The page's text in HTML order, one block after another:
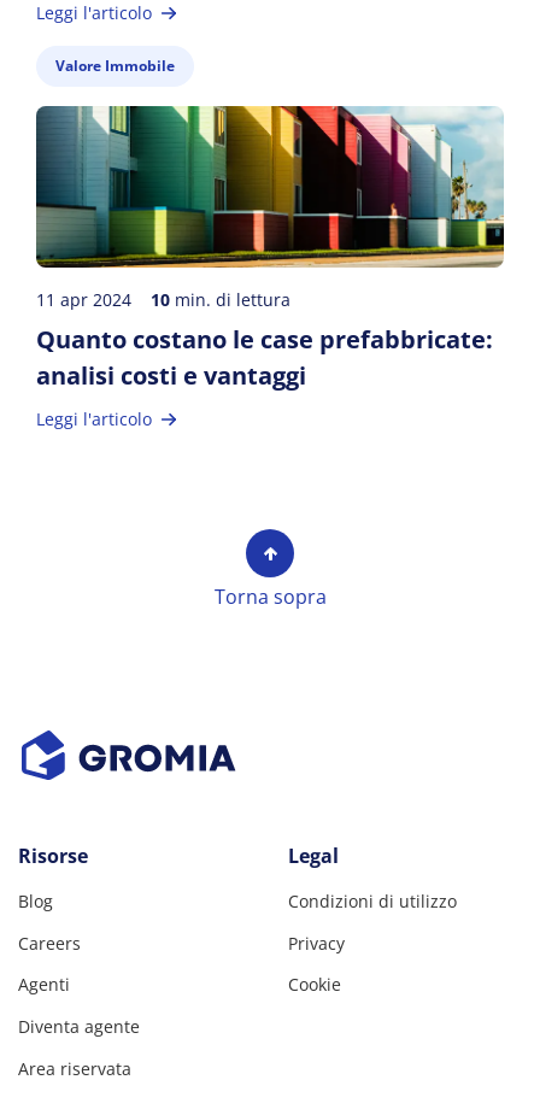
Leggi l'articolo
Valore Immobile
11 apr 2024 10 min. di lettura
Quanto costano le case prefabbricate:
analisi costi e vantaggi
Leggi l'articolo
Torna sopra
Risorse
Blog
Careers
Agenti
Diventa agente
Area riservata
Legal
Condizioni di utilizzo
Privacy
Cookie